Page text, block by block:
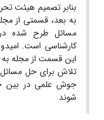
بنابر تصمیم هیئت
به بعد، قسمتی از
مسائل طرح شده در
کارشناسی است.
این قسمت از مجله به
تلاش برای حل
جوش علمی در بین
شوند